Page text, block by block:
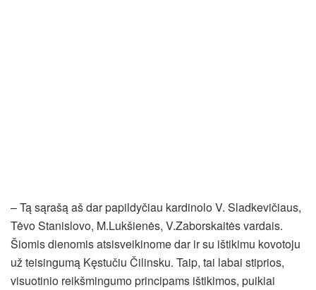
– Tą sąrašą aš dar papildyčiau kardinolo V. Sladkevičiaus,
Tėvo Stanislovo, M.Lukšienės, V.Zaborskaitės vardais.
Šiomis dienomis atsisveikinome dar ir su ištikimu kovotoju
už teisingumą Kęstučiu Čilinsku. Taip, tai labai stiprios,
visuotinio reikšmingumo principams ištikimos, puikiai